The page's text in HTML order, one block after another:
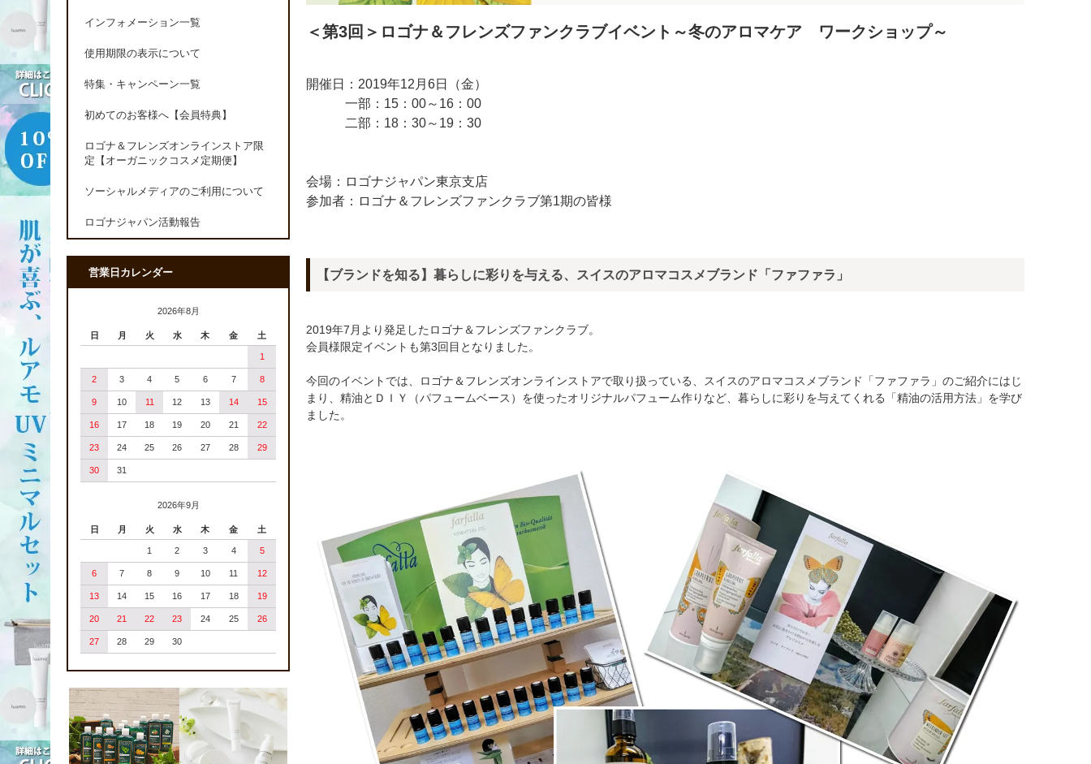
＜第3回＞ロゴナ＆フレンズファンクラブイベント～冬のアロマケア ワークショップ～
開催日：2019年12月6日（金）
一部：15：00～16：00
二部：18：30～19：30
会場：ロゴナジャパン東京支店
参加者：ロゴナ＆フレンズファンクラブ第1期の皆様
【ブランドを知る】暮らしに彩りを与える、スイスのアロマコスメブランド「ファファラ」
2019年7月より発足したロゴナ＆フレンズファンクラブ。
会員様限定イベントも第3回目となりました。
今回のイベントでは、ロゴナ＆フレンズオンラインストアで取り扱っている、スイスのアロマコスメブランド「ファファラ」のご紹介にはじ
まり、精油とＤＩＹ（パフュームベース）を使ったオリジナルパフューム作りなど、暮らしに彩りを与えてくれる「精油の活用方法」を学び
ました 。
インフォメーション一覧
使用期限の表示について
特集・キャンペーン一覧
初めてのお客様へ【会員特典】
ロゴナ＆フレンズオンラインストア限
定【オーガニックコスメ定期便】
ソーシャルメディアのご利用について
ロゴナジャパン活動報告
営業日カレンダー
2026年8月
日 月 火 水 木 金 土
1
2 3 4 5 6 7 8
9 10 11 12 13 14 15
16 17 18 19 20 21 22
23 24 25 26 27 28 29
30 31
2026年9月
日 月 火 水 木 金 土
1 2 3 4 5
6 7 8 9 10 11 12
13 14 15 16 17 18 19
20 21 22 23 24 25 26
27 28 29 30